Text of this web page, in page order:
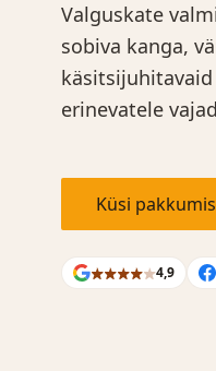
Valguskate
sobiva kanga,
erinevatele
Küsi
4,9